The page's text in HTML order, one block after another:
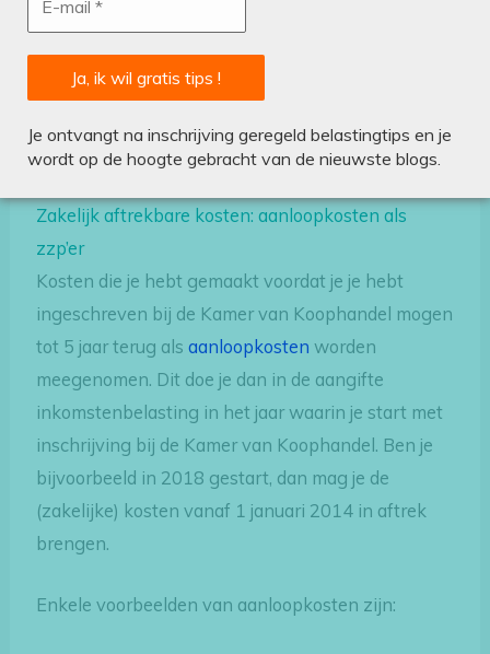
Zorg dat je de bonnen goed bewaart bij je
administratie. Wil je meer tips over wat je moet
hiervoor meer tips.
Zakelijk aftrekbare kosten: aanloopkosten als
zzp’er
Kosten die je hebt gemaakt voordat je je hebt
ingeschreven bij de Kamer van Koophandel mogen
tot 5 jaar terug alsaanloopkosten worden
meegenomen. Dit doe je dan in de aangifte
inkomstenbelasting in het jaar waarin je start met
inschrijving bij de Kamer van Koophandel. Ben je
bijvoorbeeld in 2018 gestart, dan mag je de
(zakelijke) kosten vanaf 1 januari 2014 in aftrek
brengen.
Enkele voorbeelden van aanloopkosten zijn:
Je ontvangt na inschrijving geregeld belastingtips en je
wordt op de hoogte gebracht van de nieuwste blogs.